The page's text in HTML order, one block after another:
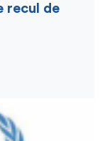
recul de